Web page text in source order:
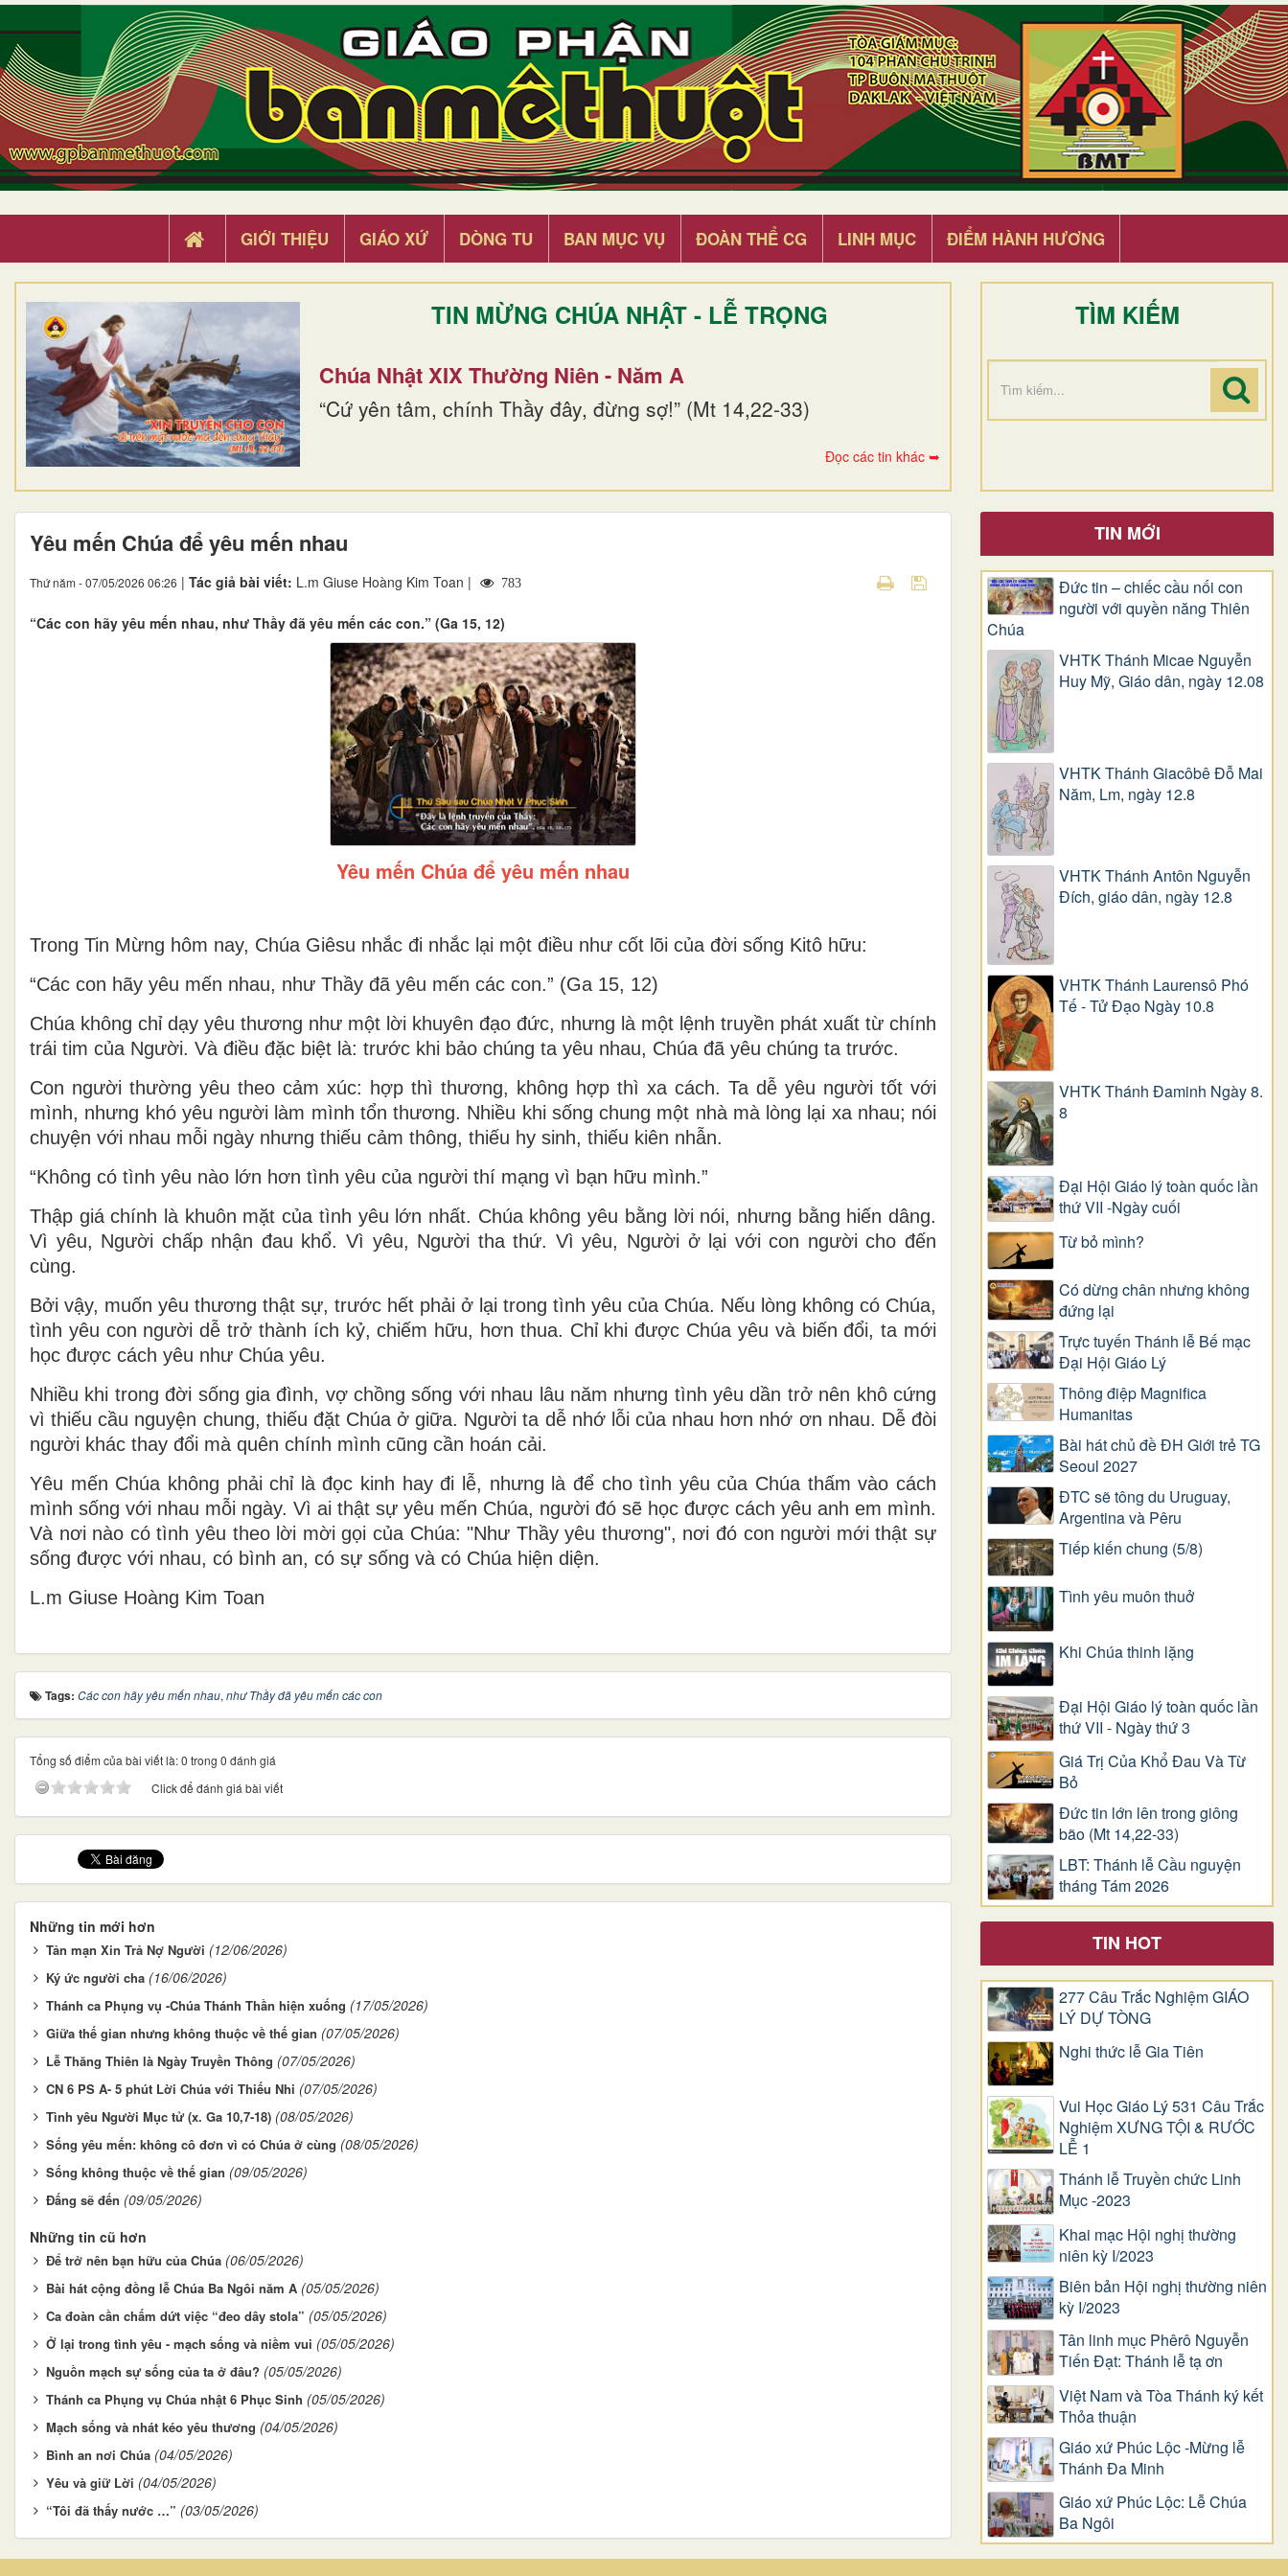
GIỚI THIỆU GIÁO XỨ DÒNG TU BAN MỤC VỤ ĐOÀN THỂ CG LINH MỤC ĐIỂM HÀNH HƯƠNG
TIN MỪNG CHÚA NHẬT - LỄ TRỌNG
Chúa Nhật XIX Thường Niên - Năm A
“Cứ yên tâm, chính Thầy đây, đừng sợ!” (Mt 14,22-33)
Đọc các tin khác ➥
TÌM KIẾM
Yêu mến Chúa để yêu mến nhau
Thứ năm - 07/05/2026 06:26 | Tác giả bài viết: L.m Giuse Hoàng Kim Toan | 783
“Các con hãy yêu mến nhau, như Thầy đã yêu mến các con.” (Ga 15, 12)
Yêu mến Chúa để yêu mến nhau
Trong Tin Mừng hôm nay, Chúa Giêsu nhắc đi nhắc lại một điều như cốt lõi của đời sống Kitô hữu:
“Các con hãy yêu mến nhau, như Thầy đã yêu mến các con.” (Ga 15, 12)
Chúa không chỉ dạy yêu thương như một lời khuyên đạo đức, nhưng là một lệnh truyền phát xuất từ chính
trái tim của Người. Và điều đặc biệt là: trước khi bảo chúng ta yêu nhau, Chúa đã yêu chúng ta trước.
Con người thường yêu theo cảm xúc: hợp thì thương, không hợp thì xa cách. Ta dễ yêu người tốt với
mình, nhưng khó yêu người làm mình tổn thương. Nhiều khi sống chung một nhà mà lòng lại xa nhau; nói
chuyện với nhau mỗi ngày nhưng thiếu cảm thông, thiếu hy sinh, thiếu kiên nhẫn.
“Không có tình yêu nào lớn hơn tình yêu của người thí mạng vì bạn hữu mình.”
Thập giá chính là khuôn mặt của tình yêu lớn nhất. Chúa không yêu bằng lời nói, nhưng bằng hiến dâng.
Vì yêu, Người chấp nhận đau khổ. Vì yêu, Người tha thứ. Vì yêu, Người ở lại với con người cho đến
cùng.
Bởi vậy, muốn yêu thương thật sự, trước hết phải ở lại trong tình yêu của Chúa. Nếu lòng không có Chúa,
tình yêu con người dễ trở thành ích kỷ, chiếm hữu, hơn thua. Chỉ khi được Chúa yêu và biến đổi, ta mới
học được cách yêu như Chúa yêu.
Nhiều khi trong đời sống gia đình, vợ chồng sống với nhau lâu năm nhưng tình yêu dần trở nên khô cứng
vì thiếu cầu nguyện chung, thiếu đặt Chúa ở giữa. Người ta dễ nhớ lỗi của nhau hơn nhớ ơn nhau. Dễ đòi
người khác thay đổi mà quên chính mình cũng cần hoán cải.
Yêu mến Chúa không phải chỉ là đọc kinh hay đi lễ, nhưng là để cho tình yêu của Chúa thấm vào cách
mình sống với nhau mỗi ngày. Vì ai thật sự yêu mến Chúa, người đó sẽ học được cách yêu anh em mình.
Và nơi nào có tình yêu theo lời mời gọi của Chúa: "Như Thầy yêu thương", nơi đó con người mới thật sự
sống được với nhau, có bình an, có sự sống và có Chúa hiện diện.
L.m Giuse Hoàng Kim Toan
Tags: Các con hãy yêu mến nhau, như Thầy đã yêu mến các con
Tổng số điểm của bài viết là: 0 trong 0 đánh giá
Click để đánh giá bài viết
Những tin mới hơn
Tản mạn Xin Trả Nợ Người (12/06/2026)
Ký ức người cha (16/06/2026)
Thánh ca Phụng vụ -Chúa Thánh Thần hiện xuống (17/05/2026)
Giữa thế gian nhưng không thuộc về thế gian (07/05/2026)
Lễ Thăng Thiên là Ngày Truyền Thông (07/05/2026)
CN 6 PS A- 5 phút Lời Chúa với Thiếu Nhi (07/05/2026)
Tình yêu Người Mục tử (x. Ga 10,7-18) (08/05/2026)
Sống yêu mến: không cô đơn vì có Chúa ở cùng (08/05/2026)
Sống không thuộc về thế gian (09/05/2026)
Đấng sẽ đến (09/05/2026)
Những tin cũ hơn
Để trở nên bạn hữu của Chúa (06/05/2026)
Bài hát cộng đồng lễ Chúa Ba Ngôi năm A (05/05/2026)
Ca đoàn cần chấm dứt việc “đeo dây stola” (05/05/2026)
Ở lại trong tình yêu - mạch sống và niềm vui (05/05/2026)
Nguồn mạch sự sống của ta ở đâu? (05/05/2026)
Thánh ca Phụng vụ Chúa nhật 6 Phục Sinh (05/05/2026)
Mạch sống và nhát kéo yêu thương (04/05/2026)
Bình an nơi Chúa (04/05/2026)
Yêu và giữ Lời (04/05/2026)
“Tôi đã thấy nước …” (03/05/2026)
TIN MỚI
Đức tin – chiếc cầu nối con
người với quyền năng Thiên
Chúa
VHTK Thánh Micae Nguyễn
Huy Mỹ, Giáo dân, ngày 12.08
VHTK Thánh Giacôbê Ðỗ Mai
Năm, Lm, ngày 12.8
VHTK Thánh Antôn Nguyễn
Ðích, giáo dân, ngày 12.8
VHTK Thánh Laurensô Phó
Tế - Tử Đạo Ngày 10.8
VHTK Thánh Đaminh Ngày 8.
8
Đại Hội Giáo lý toàn quốc lần
thứ VII -Ngày cuối
Từ bỏ mình?
Có dừng chân nhưng không
đứng lại
Trực tuyến Thánh lễ Bế mạc
Đại Hội Giáo Lý
Thông điệp Magnifica
Humanitas
Bài hát chủ đề ĐH Giới trẻ TG
Seoul 2027
ĐTC sẽ tông du Uruguay,
Argentina và Pêru
Tiếp kiến chung (5/8)
Tình yêu muôn thuở
Khi Chúa thinh lặng
Đại Hội Giáo lý toàn quốc lần
thứ VII - Ngày thứ 3
Giá Trị Của Khổ Ðau Và Từ
Bỏ
Đức tin lớn lên trong giông
bão (Mt 14,22-33)
LBT: Thánh lễ Cầu nguyện
tháng Tám 2026
TIN HOT
277 Câu Trắc Nghiệm GIÁO
LÝ DỰ TÒNG
Nghi thức lễ Gia Tiên
Vui Học Giáo Lý 531 Câu Trắc
Nghiệm XƯNG TỘI & RƯỚC
LỄ 1
Thánh lễ Truyền chức Linh
Mục -2023
Khai mạc Hội nghị thường
niên kỳ I/2023
Biên bản Hội nghị thường niên
kỳ I/2023
Tân linh mục Phêrô Nguyễn
Tiến Đạt: Thánh lễ tạ ơn
Việt Nam và Tòa Thánh ký kết
Thỏa thuận
Giáo xứ Phúc Lộc -Mừng lễ
Thánh Đa Minh
Giáo xứ Phúc Lộc: Lễ Chúa
Ba Ngôi